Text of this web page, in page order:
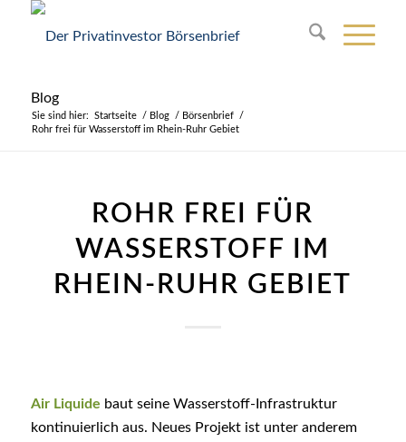
Blog
Sie sind hier: Startseite / Blog / Börsenbrief
/
Rohr frei für Wasserstoff im Rhein-Ruhr Gebiet
ROHR FREI FÜR
WASSERSTOFF IM
RHEIN-RUHR GEBIET
Air Liquide baut seine Wasserstoff-Infrastruktur
kontinuierlich aus. Neues Projekt ist unter anderem